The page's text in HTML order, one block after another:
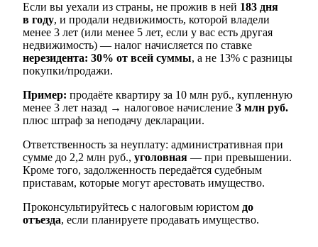
Если вы уехали из страны, не прожив в ней 183 дня
в году, и продали недвижимость, которой владели
менее 3 лет (или менее 5 лет, если у вас есть другая
недвижимость) — налог начисляется по ставке
нерезидента: 30% от всей суммы, а не 13% с разницы
покупки/продажи.
Пример: продаёте квартиру за 10 млн руб., купленную
менее 3 лет назад → налоговое начисление 3 млн руб.
плюс штраф за неподачу декларации.
Ответственность за неуплату: административная при
сумме до 2,2 млн руб., уголовная — при превышении.
Кроме того, задолженность передаётся судебным
приставам, которые могут арестовать имущество.
Проконсультируйтесь с налоговым юристом до
отъезда, если планируете продавать имущество.